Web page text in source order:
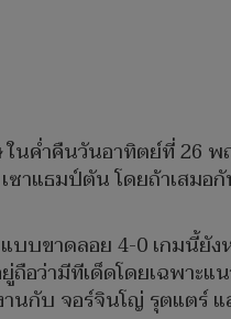
นค่ำคืนวันอาทิตย์ที่ 26
าแธมป์ตัน โดยถ้าเสมอ
บบขาดลอย 4-0 เกมนี้ยั
ถือว่ามีทีเด็ดโดยเฉพาะ
นกับ จอร์จินโญ่ รุตแตร์ แ